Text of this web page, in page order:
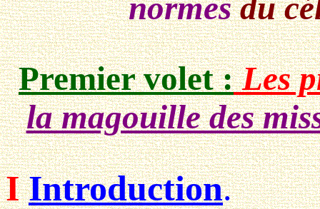
normes du
Premier volet : Les
la magouille des
IIntroduction.